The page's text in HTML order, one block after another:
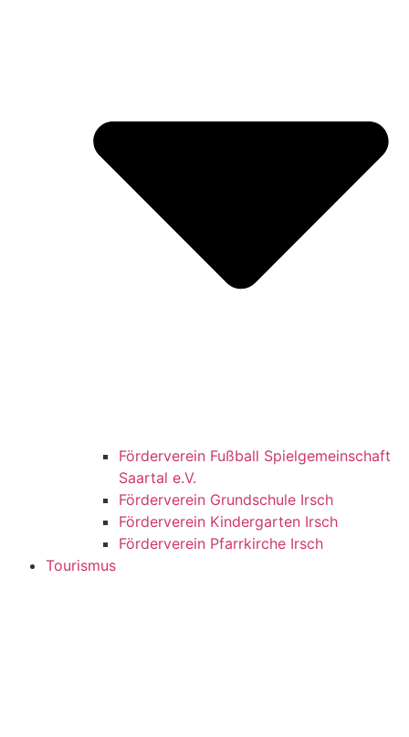
Förderverein Fußball Spielgemeinschaft
Saartal e.V.
Förderverein Grundschule Irsch
Förderverein Kindergarten Irsch
Förderverein Pfarrkirche Irsch
Tourismus